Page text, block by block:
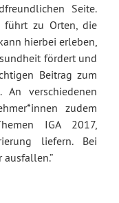
Seite.
führt zu Orten, die
hierbei erleben,
fördert und
Beitrag zum
verschiedenen
zudem
IGA 2017,
liefern. Bei